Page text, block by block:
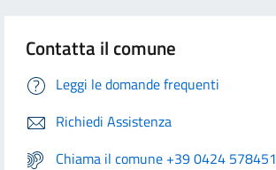
Contatta il comune
Leggi le domande frequenti
Richiedi Assistenza
Chiama il comune +39 0424 578451